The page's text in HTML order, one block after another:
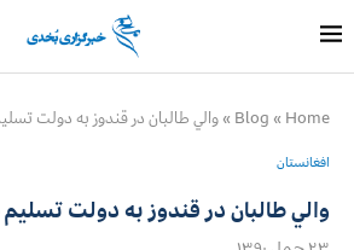
Home
»
Blog
»والي طالبان در قندوز به دولت
افغانستان
والي طالبان در قندوز به دولت